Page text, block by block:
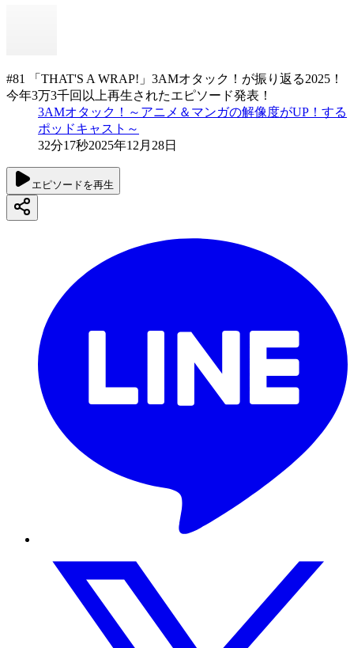
#81 「THAT'S A WRAP!」3AMオタック！が振り返る2025！
今年3万3千回以上再生されたエピソード発表！
3AMオタック！～アニメ＆マンガの解像度がUP！する
ポッドキャスト～
32分17秒2025年12月28日
エピソードを再生